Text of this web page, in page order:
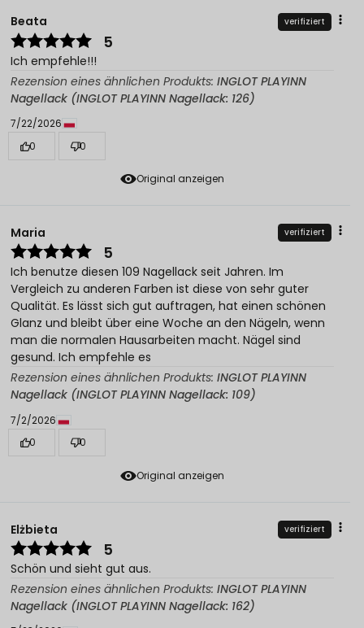
Original anzeigen
Beata verifiziert
5
Ich empfehle!!!
Rezension eines ähnlichen Produkts: INGLOT PLAYINN
Nagellack (INGLOT PLAYINN Nagellack: 126)
7/22/2026
0
0
Original anzeigen
Maria verifiziert
5
Ich benutze diesen 109 Nagellack seit Jahren. Im
Vergleich zu anderen Farben ist diese von sehr guter
Qualität. Es lässt sich gut auftragen, hat einen schönen
Glanz und bleibt über eine Woche an den Nägeln, wenn
man die normalen Hausarbeiten macht. Nägel sind
gesund. Ich empfehle es
Rezension eines ähnlichen Produkts: INGLOT PLAYINN
Nagellack (INGLOT PLAYINN Nagellack: 109)
7/2/2026
0
0
Elżbieta verifiziert
5
Schön und sieht gut aus.
Rezension eines ähnlichen Produkts: INGLOT PLAYINN
Nagellack (INGLOT PLAYINN Nagellack: 162)